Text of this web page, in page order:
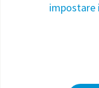
CENTRI ASSISTENZA E
impostare